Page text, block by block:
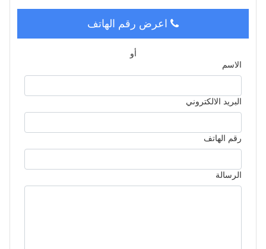
اعرض رقم الهاتف
أو
الاسم
البريد الالكتروني
رقم الهاتف
الرسالة